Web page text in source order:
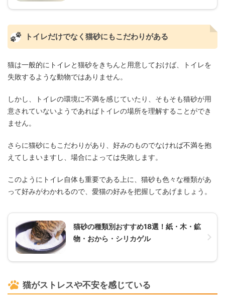
トイレだけでなく猫砂にもこだわりがある
猫は一般的にトイレと猫砂をきちんと用意しておけば、トイレを
失敗するような動物ではありません。
しかし、トイレの環境に不満を感じていたり、そもそも猫砂が用
意されていないようであればトイレの場所を理解することができ
ません。
さらに猫砂にもこだわりがあり、好みのものでなければ不満を抱
えてしまいますし、場合によっては失敗します。
このようにトイレ自体も重要である上に、猫砂も色々な種類があ
って好みがわかれるので、愛猫の好みを把握してあげましょう。
猫砂の種類別おすすめ18選！紙・木・鉱
物・おから・シリカゲル
猫がストレスや不安を感じている